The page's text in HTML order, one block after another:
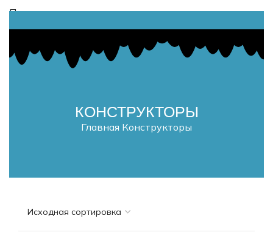
Поиск
0элемент 0₽
КОНСТРУКТОРЫ
Главная Конструкторы